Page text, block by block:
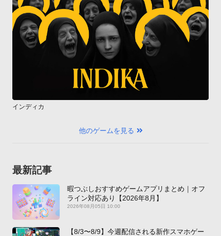
インディカ
他のゲームを見る
最新記事
暇つぶしおすすめゲームアプリまとめ｜オフ
ライン対応あり【2026年8月】
2026年08月05日 10:00
【8/3〜8/9】今週配信される新作スマホゲー